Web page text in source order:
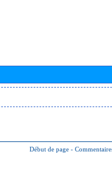
Début de page -